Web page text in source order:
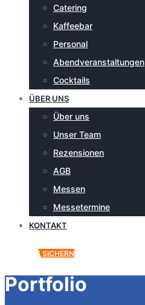
Catering
Kaffeebar
Personal
Abendveranstaltungen
Cocktails
ÜBER UNS
Über uns
Unser Team
Rezensionen
AGB
Messen
Messetermine
KONTAKT
ANGEBOT SICHERN
Portfolio